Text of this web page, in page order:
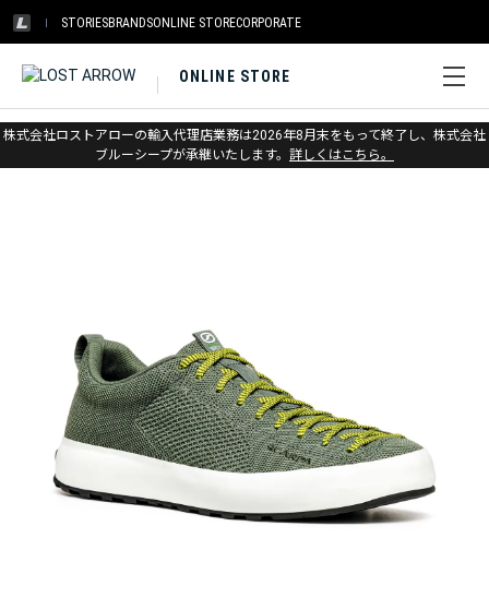
STORIESBRANDSONLINE STORECORPORATE
ONLINE STORE
株式会社ロストアローの輸入代理店業務は2026年8月末をもって終了し、株式会社
ブルーシープが承継いたします。 詳しくはこちら。
ホーム > アウトレット > 登山靴・シューズ